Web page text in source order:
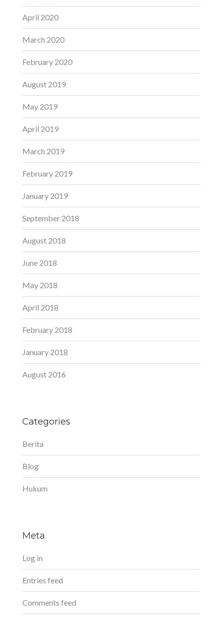
April 2020
March 2020
February 2020
August 2019
May 2019
April 2019
March 2019
February 2019
January 2019
September 2018
August 2018
June 2018
May 2018
April 2018
February 2018
January 2018
August 2016
Categories
Berita
Blog
Hukum
Meta
Log in
Entries feed
Comments feed